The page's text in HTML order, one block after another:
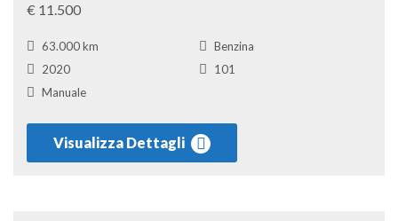
€ 11.500
63.000 km
Benzina
2020
101
Manuale
Visualizza Dettagli